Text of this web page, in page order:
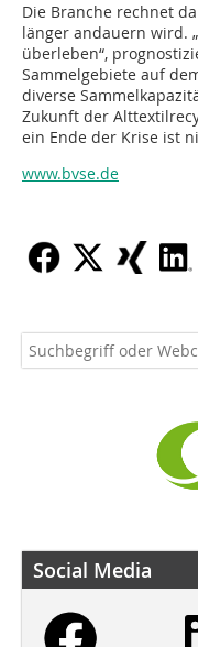
Die Branche rechnet
länger andauern wird.
überleben“,
Sammelgebiete auf
diverse
Zukunft der
ein Ende der Krise ist
www.bvse.de
Social Media